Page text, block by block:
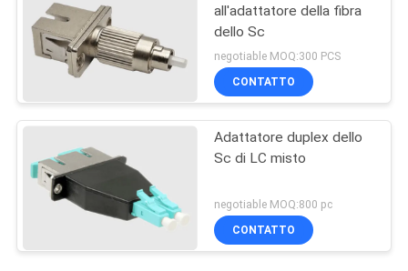
all'adattatore della fibra
dello Sc
negotiable MOQ:300 PCS
CONTATTO
Adattatore duplex dello
Sc di LC misto
negotiable MOQ:800 pc
CONTATTO